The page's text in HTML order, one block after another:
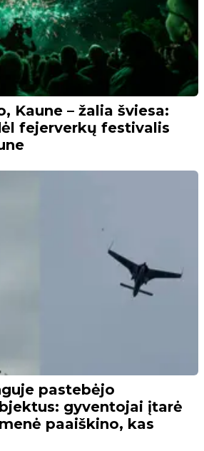
Kaune – žalia šviesa:
fejerverkų festivalis
pastebėjo
gyventojai įtarė
paaiškino, kas